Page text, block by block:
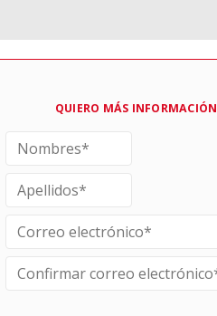
QUIERO MÁS INFORMACIÓN